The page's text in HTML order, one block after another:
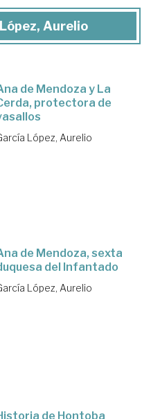
Aurelio
de Mendoza y La
protectora de
López, Aurelio
de Mendoza, sexta
del Infantado
López, Aurelio
de Hontoba